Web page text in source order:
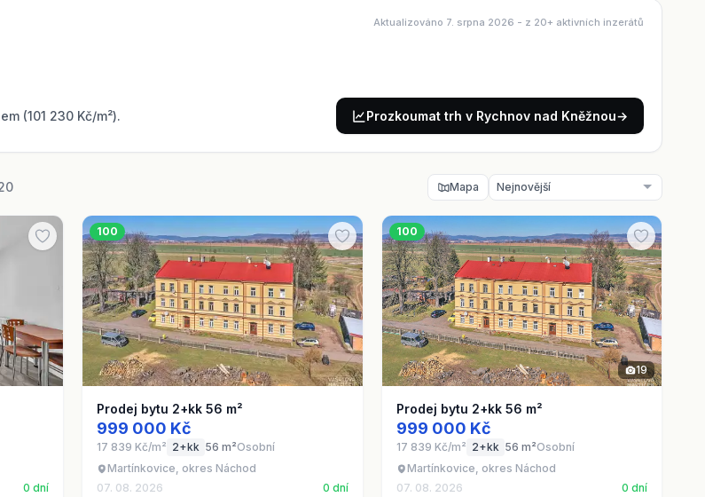
Aktualizováno 7. srpna 2026 - z 20+ aktivních inzerátů
(101 230 Kč/m²). Prozkoumat trh v Rychnov nad Kněžnou→
Mapa
0 dní
100
Prodej bytu 2+kk 56 m²
999 000 Kč
17 839 Kč/m² 2+kk 56 m²Osobní
Martínkovice, okres Náchod
07. 08. 2026
0 dní
100
19
Prodej bytu 2+kk 56 m²
999 000 Kč
17 839 Kč/m² 2+kk 56 m²Osobní
Martínkovice, okres Náchod
07. 08. 2026
0 dní